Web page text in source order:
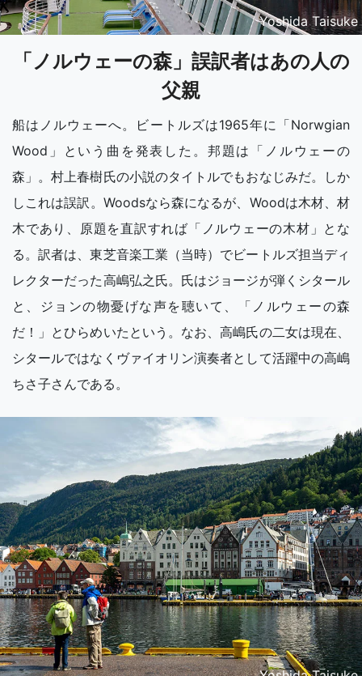
Yoshida Taisuke
「ノルウェーの森」誤訳者はあの人の
父親
船はノルウェーへ。ビートルズは1965年に「Norwgian
Wood」という曲を発表した。邦題は「ノルウェーの
森」。村上春樹氏の小説のタイトルでもおなじみだ。しか
しこれは誤訳。Woodsなら森になるが、Woodは木材、材
木であり、原題を直訳すれば「ノルウェーの木材」とな
る。訳者は、東芝音楽工業（当時）でビートルズ担当ディ
レクターだった高嶋弘之氏。氏はジョージが弾くシタール
と、ジョンの物憂げな声を聴いて、「ノルウェーの森
だ！」とひらめいたという。なお、高嶋氏の二女は現在、
シタールではなくヴァイオリン演奏者として活躍中の高嶋
ちさ子さんである。